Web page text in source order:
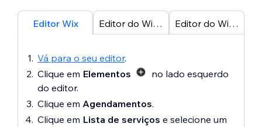
Editor Wix Editor do Wix Studio Editor do Wix Harmony
Vá para o seu editor.
Clique em Elementos
no lado esquerdo
do editor.
Clique em Agendamentos.
Clique em Lista de serviços e selecione um